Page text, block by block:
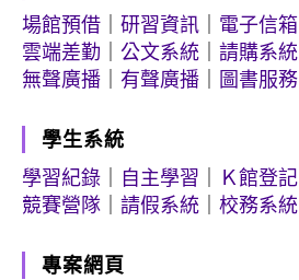
場館預借
研習資訊
電子信箱
雲端差勤
公文系統
請購系統
無聲廣播
有聲廣播 圖書服務
學生系統
學習紀錄
自主學習
Ｋ館登記
競賽營隊
請假系統 校務系統
專案網頁